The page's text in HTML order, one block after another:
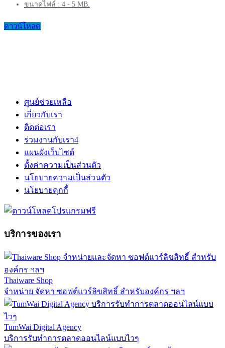
ขนาดไฟล์ : 4 - 5 MB.
ดาวน์โหลด
ศูนย์ช่วยเหลือ
เกี่ยวกับเรา
ติดต่อเรา
ร่วมงานกับเรา4
แผนผังเว็บไซต์
ตั้งค่าความเป็นส่วนตัว
นโยบายความเป็นส่วนตัว
นโยบายคุกกี้
บริการของเรา
Thaiware Shop
จำหน่าย จัดหา ซอฟต์แวร์ลิขสิทธิ์ สำหรับองค์กร ฯลฯ
TumWai Digital Agency
บริการรับทำการตลาดออนไลน์แบบไวๆ